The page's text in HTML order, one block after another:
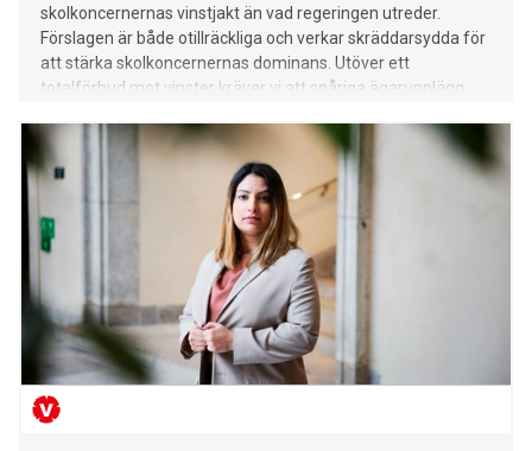
skolkoncernernas vinstjakt än vad regeringen utreder.
Förslagen är både otillräckliga och verkar skräddarsydda för
att stärka skolkoncernernas dominans. Utöver ett
totalförbud mot vinster kräver vi att snåriga ägarupplägg
skolkoncernerna och begränsa antalet skolenheter en
koncern får ha. Det är nödvändigt för att stoppa
skolkoncernernas expansionshunger och trixande med
skolans resurser.